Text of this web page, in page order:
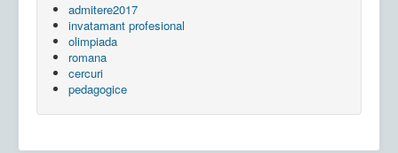
admitere2017
invatamant profesional
olimpiada
romana
cercuri
pedagogice